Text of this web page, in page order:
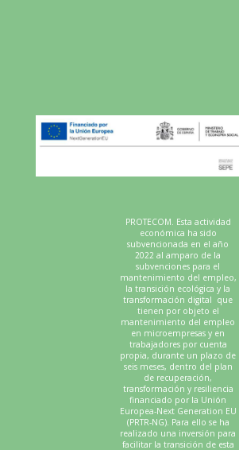
PROTECOM. Esta actividad
económica ha sido
subvencionada en el año
2022 al amparo de la
subvenciones para el
mantenimiento del empleo,
la transición ecológica y la
transformación digital que
tienen por objeto el
mantenimiento del empleo
en microempresas y en
trabajadores por cuenta
propia, durante un plazo de
seis meses, dentro del plan
de recuperación,
transformación y resiliencia
financiado por la Unión
Europea-Next Generation EU
(PRTR-NG). Para ello se ha
realizado una inversión para
facilitar la transición de esta